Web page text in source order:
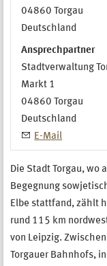
04860 Torgau
Deutschland
Ansprechpartner
Stadtverwaltung
Markt 1
04860 Torgau
Deutschland
E-Mail
Die Stadt Torgau, wo
Begegnung
Elbe stattfand, zählt
rund 115 km
von Leipzig.
Torgauer Bahnhofs,